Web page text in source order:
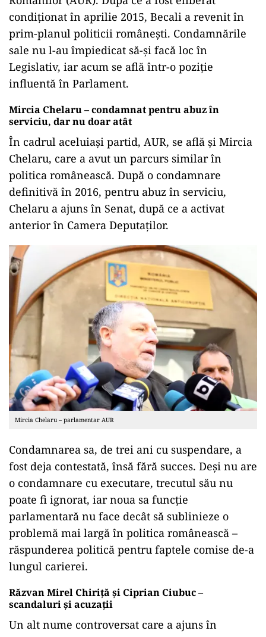
condiționat în aprilie 2015, Becali a revenit în
prim-planul politicii românești. Condamnările
sale nu l-au împiedicat să-și facă loc în
Legislativ, iar acum se află într-o poziție
influentă în Parlament.
Mircia Chelaru – condamnat pentru abuz în
serviciu, dar nu doar atât
În cadrul aceluiași partid, AUR, se află și Mircia
Chelaru, care a avut un parcurs similar în
politica românească. După o condamnare
definitivă în 2016, pentru abuz în serviciu,
Chelaru a ajuns în Senat, după ce a activat
anterior în Camera Deputaților.
Mircia Chelaru – parlamentar AUR
Condamnarea sa, de trei ani cu suspendare, a
fost deja contestată, însă fără succes. Deși nu are
o condamnare cu executare, trecutul său nu
poate fi ignorat, iar noua sa funcție
parlamentară nu face decât să sublinieze o
problemă mai largă în politica românească –
răspunderea politică pentru faptele comise de-a
lungul carierei.
Răzvan Mirel Chiriță și Ciprian Ciubuc –
scandaluri și acuzații
Un alt nume controversat care a ajuns în